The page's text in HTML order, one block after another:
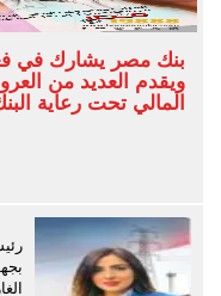
بنك مصر يشارك في
ويقدم العديد من
المالي تحت رعاية